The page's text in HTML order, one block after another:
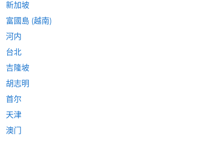
新加坡
富國島 (越南)
河内
台北
吉隆坡
胡志明
首尔
天津
澳门